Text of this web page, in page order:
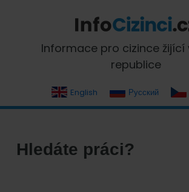
primary
navigation
content
primaryInfoCizinci.cz
Informace pro cizince žijící
republice
English Русский
Hledáte práci?